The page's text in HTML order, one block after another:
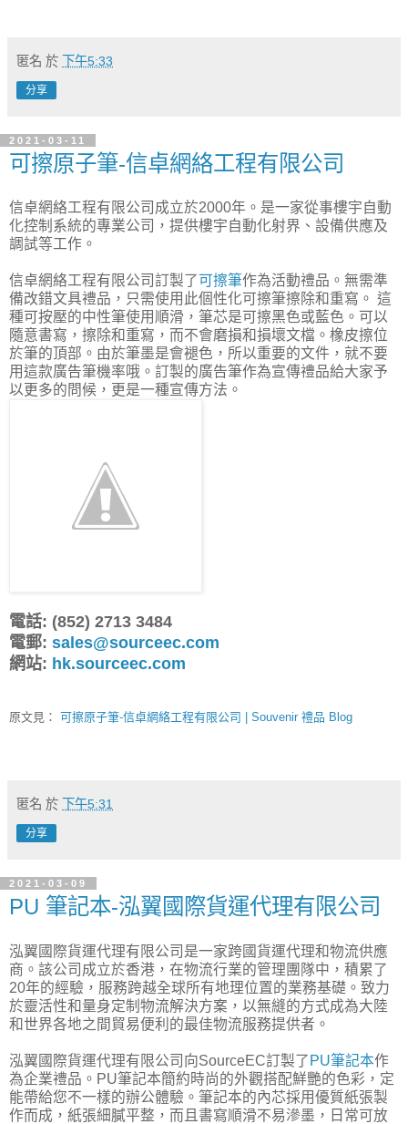
匿名 於 下午5:33
分享
2021-03-11
可擦原子筆-信卓網絡工程有限公司
信卓網絡工程有限公司成立於2000年。是一家從事樓宇自動
化控制系統的專業公司，提供樓宇自動化射界、設備供應及
調試等工作。
信卓網絡工程有限公司訂製了可擦筆作為活動禮品。無需準
備改錯文具禮品，只需使用此個性化可擦筆擦除和重寫。 這
種可按壓的中性筆使用順滑，筆芯是可擦黑色或藍色。可以
隨意書寫，擦除和重寫，而不會磨損和損壞文檔。橡皮擦位
於筆的頂部。由於筆墨是會褪色，所以重要的文件，就不要
用這款廣告筆機率哦。訂製的廣告筆作為宣傳禮品給大家予
以更多的問候，更是一種宣傳方法。
電話: (852) 2713 3484
電郵: sales@sourceec.com
網站: hk.sourceec.com
原文見： 可擦原子筆-信卓網絡工程有限公司 | Souvenir 禮品 Blog
匿名 於 下午5:31
分享
2021-03-09
PU 筆記本-泓翼國際貨運代理有限公司
泓翼國際貨運代理有限公司是一家跨國貨運代理和物流供應
商。該公司成立於香港，在物流行業的管理團隊中，積累了
20年的經驗，服務跨越全球所有地理位置的業務基礎。致力
於靈活性和量身定制物流解決方案，以無縫的方式成為大陸
和世界各地之間貿易便利的最佳物流服務提供者。
泓翼國際貨運代理有限公司向SourceEC訂製了 PU筆記本作
為企業禮品。PU筆記本簡約時尚的外觀搭配鮮艷的色彩，定
能帶給您不一樣的辦公體驗。筆記本的內芯採用優質紙張製
作而成，紙張細膩平整，而且書寫順滑不易滲墨，日常可放